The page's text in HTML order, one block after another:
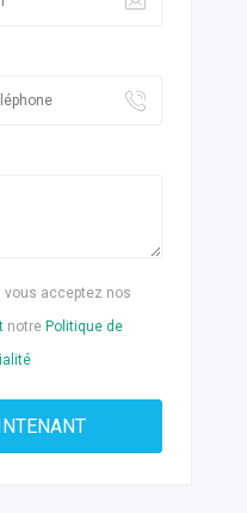
vous acceptez nos
notre Politique de